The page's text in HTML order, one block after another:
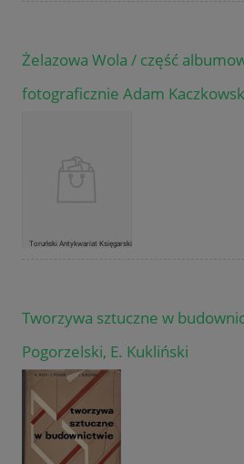
Żelazowa Wola / część
fotograficznie Adam
Tworzywa sztuczne w
Pogorzelski, E. Kukliński